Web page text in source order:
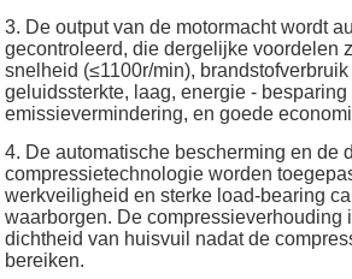
3. De output van de motormacht wordt
gecontroleerd, die dergelijke voordelen
snelheid (≤1100r/min),
geluidssterkte, laag, energie - besparing
emissievermindering, en goede
4. De automatische bescherming en de
compressietechnologie worden
werkveiligheid en sterke load-bearing
waarborgen. De compressieverhouding
dichtheid van huisvuil nadat de
bereiken.